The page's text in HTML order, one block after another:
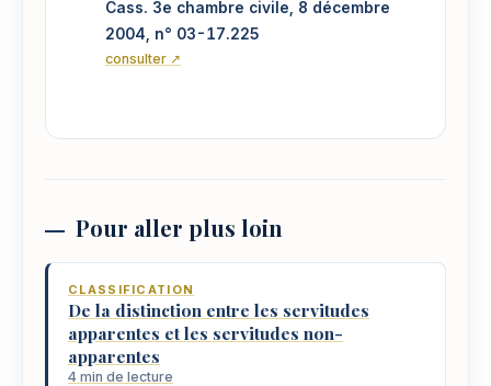
Cass. 3e chambre civile, 8 décembre
2004, n° 03-17.225
consulter ↗
Pour aller plus loin
CLASSIFICATION
De la distinction entre les servitudes
apparentes et les servitudes non-
apparentes
4 min de lecture